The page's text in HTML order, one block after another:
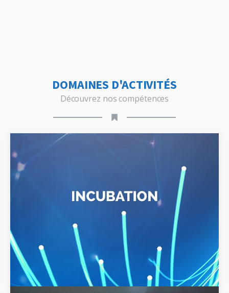
DOMAINES D'ACTIVITÉS
Découvrez nos compétences